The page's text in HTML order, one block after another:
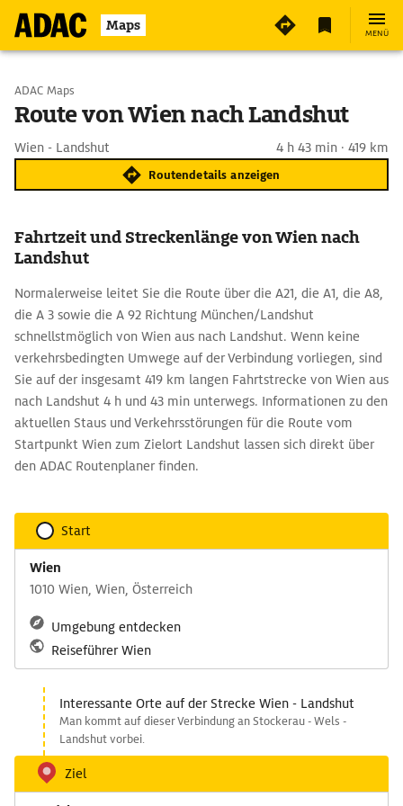
Maps MENÜ
Start wählen
ADAC Maps
Route von Wien nach Landshut
Wien - Landshut 4 h 43 min · 419 km
Routendetails anzeigen
Fahrtzeit und Streckenlänge von Wien nach
Landshut
Normalerweise leitet Sie die Route über die A21, die A1, die A8,
die A 3 sowie die A 92 Richtung München/Landshut
schnellstmöglich von Wien aus nach Landshut. Wenn keine
verkehrsbedingten Umwege auf der Verbindung vorliegen, sind
Sie auf der insgesamt 419 km langen Fahrtstrecke von Wien aus
nach Landshut 4 h und 43 min unterwegs. Informationen zu den
aktuellen Staus und Verkehrsstörungen für die Route vom
Startpunkt Wien zum Zielort Landshut lassen sich direkt über
den ADAC Routenplaner finden.
Start
Wien
1010 Wien, Wien, Österreich
Umgebung entdecken
Reiseführer Wien
Interessante Orte auf der Strecke Wien - Landshut
Man kommt auf dieser Verbindung an Stockerau - Wels -
Landshut vorbei.
Ziel